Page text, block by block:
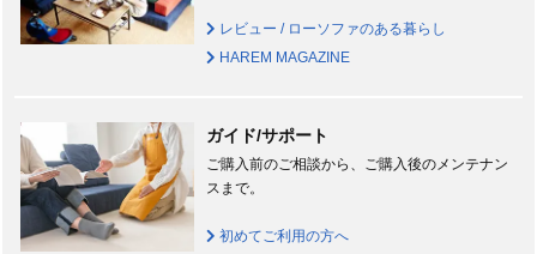
レビュー / ローソファのある暮らし
HAREM MAGAZINE
ガイド/サポート
ご購入前のご相談から、ご購入後のメンテナン
スまで。
初めてご利用の方へ